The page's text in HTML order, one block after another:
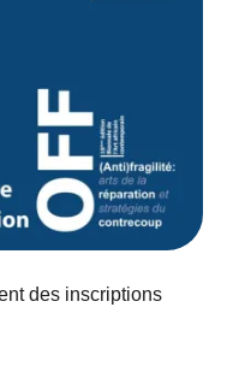
des inscriptions